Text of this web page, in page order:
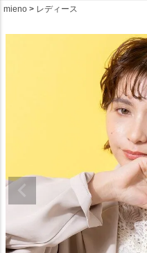
mieno レディース